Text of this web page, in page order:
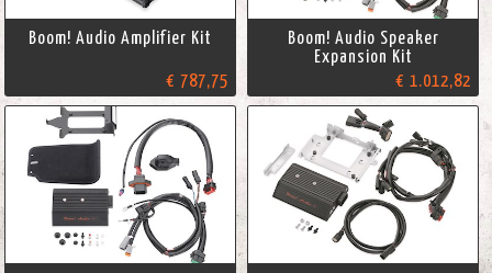
Boom! Audio Amplifier Kit
€ 787,75
Boom! Audio Speaker
Expansion Kit
€ 1.012,82